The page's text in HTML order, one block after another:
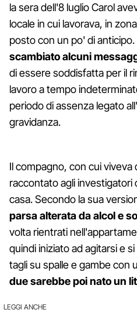
la sera dell'8 luglio Carol
locale in cui lavorava, in
posto con un po' di
scambiato alcuni
di essere soddisfatta per il
lavoro a tempo
periodo di assenza legato
gravidanza.
Il compagno, con cui viveva
raccontato agli
casa. Secondo la sua
parsa alterata da alcol e
volta rientrati
quindi iniziato ad agitarsi e
tagli su spalle e gambe con
due sarebbe poi nato un
LEGGI ANCHE